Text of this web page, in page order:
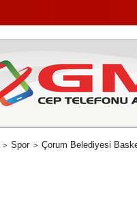
Spor Çorum Belediyesi